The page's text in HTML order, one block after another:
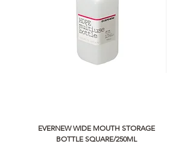
EVERNEW WIDE MOUTH STORAGE
BOTTLE SQUARE/250ML